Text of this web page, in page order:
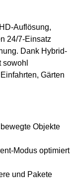
Auflösung,
24/7-Einsatz
Dank Hybrid-
Gärten
Objekte
Modus optimiert
und Pakete